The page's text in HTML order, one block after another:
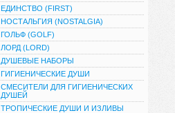
ЕДИНСТВО (FIRST)
НОСТАЛЬГИЯ (NOSTALGIA)
ГОЛЬФ (GOLF)
ЛОРД (LORD)
ДУШЕВЫЕ НАБОРЫ
ГИГИЕНИЧЕСКИЕ ДУШИ
СМЕСИТЕЛИ ДЛЯ ГИГИЕНИЧЕСКИХ
ДУШЕЙ
ТРОПИЧЕСКИЕ ДУШИ И ИЗЛИВЫ